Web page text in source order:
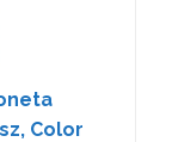
Color